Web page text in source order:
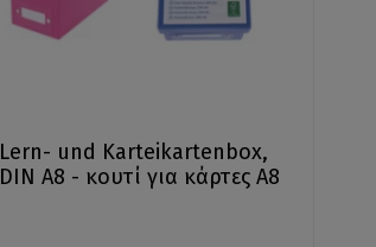
Lern- und Karteikartenbox,
DIN A8 - κουτί για κάρτες Α8